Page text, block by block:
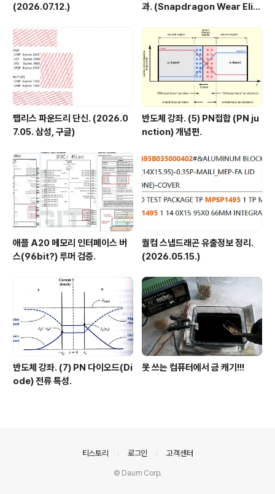
(2026.07.12.)
과. (Snapdragon Wear Elit
팹리스 파운드리 단신. (2026.0
7.05. 삼성, 구글)
반도체 강좌. (5) PN접합 (PN ju
nction) 개념편.
애플 A20 메모리 인터페이스 버
스(96bit?) 루머 검증.
퀄컴 스냅드래곤 유출정보 정리.
(2026.05.15.)
반도체 강좌. (7) PN 다이오드(Di
ode) 전류 특성.
못 쓰는 컴퓨터에서 금 캐기!!!
티스토리 로그인 고객센터
© Daum Corp.